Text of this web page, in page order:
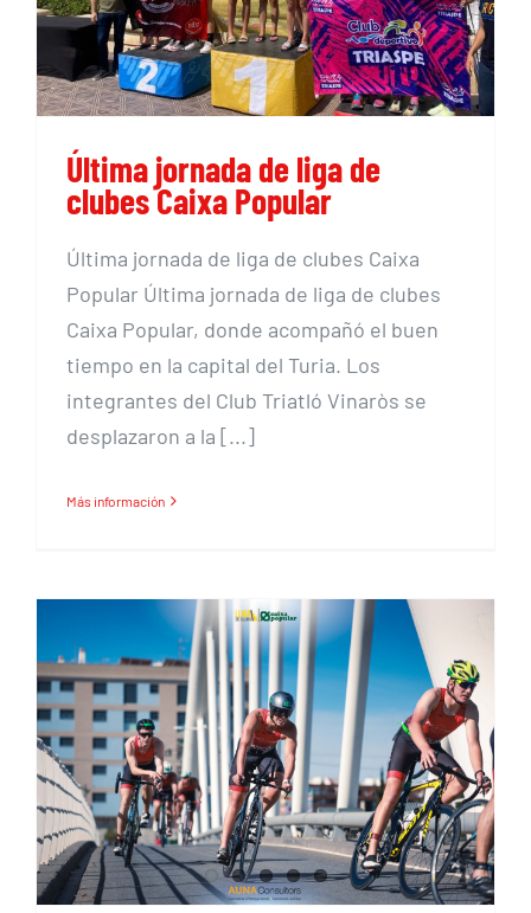
Última jornada de liga de
clubes Caixa Popular
Última jornada de liga de clubes Caixa
Popular Última jornada de liga de clubes
Caixa Popular, donde acompañó el buen
tiempo en la capital del Turia. Los
integrantes del Club Triatló Vinaròs se
desplazaron a la [...]
Más información
33 Triatló de Vinaròs